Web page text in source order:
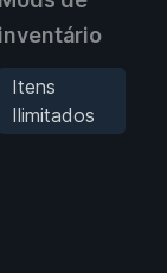
inventário
Itens
Ilimitados